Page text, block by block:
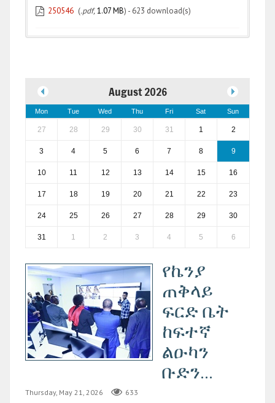
250546 (.pdf,1.07 MB) - 623 download(s)
August 2026
Mon Tue Wed Thu Fri Sat Sun
27 28 29 30 31 1 2
3 4 5 6 7 8 9
10 11 12 13 14 15 16
17 18 19 20 21 22 23
24 25 26 27 28 29 30
31 1 2 3 4 5 6
‎የኬንያ
ጠቅላይ
ፍርድ ቤት
ከፍተኛ
ልዑካን
ቡድን...
Thursday, May 21, 2026 633